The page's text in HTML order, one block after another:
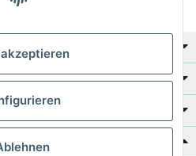
zur Hand?